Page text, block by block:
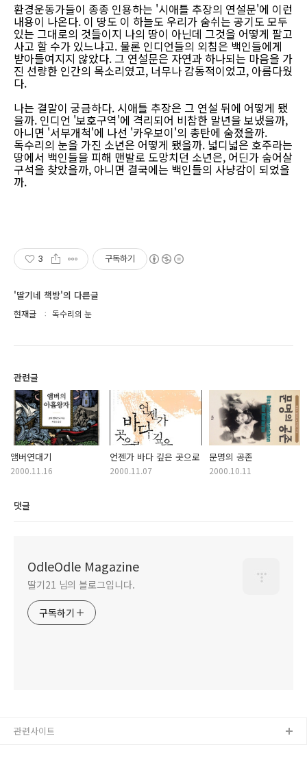
환경운동가들이 종종 인용하는 '시애틀 추장의 연설문'에 이런
내용이 나온다. 이 땅도 이 하늘도 우리가 숨쉬는 공기도 모두
있는 그대로의 것들이지 나의 땅이 아닌데 그것을 어떻게 팔고
사고 할 수가 있느냐고. 물론 인디언들의 외침은 백인들에게
받아들여지지 않았다. 그 연설문은 자연과 하나되는 마음을 가
진 선량한 인간의 목소리였고, 너무나 감동적이었고, 아름다웠
다.
나는 결말이 궁금하다. 시애틀 추장은 그 연설 뒤에 어떻게 됐
을까. 인디언 '보호구역'에 격리되어 비참한 말년을 보냈을까,
아니면 '서부개척'에 나선 '카우보이'의 총탄에 숨졌을까.
독수리의 눈을 가진 소년은 어떻게 됐을까. 넓디넓은 호주라는
땅에서 백인들을 피해 맨발로 도망치던 소년은, 어딘가 숨어살
구석을 찾았을까, 아니면 결국에는 백인들의 사냥감이 되었을
까.
3 구독하기
'딸기네 책방'의 다른글
현재글 독수리의 눈
관련글
앰버연대기
2000.11.16
언젠가 바다 깊은 곳으로
2000.11.07
문명의 공존
2000.10.11
댓글
OdleOdle Magazine
딸기21 님의 블로그입니다.
구독하기
관련사이트